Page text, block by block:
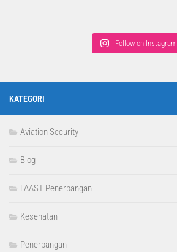
Follow on Instagram
KATEGORI
Aviation Security
Blog
FAAST Penerbangan
Kesehatan
Penerbangan